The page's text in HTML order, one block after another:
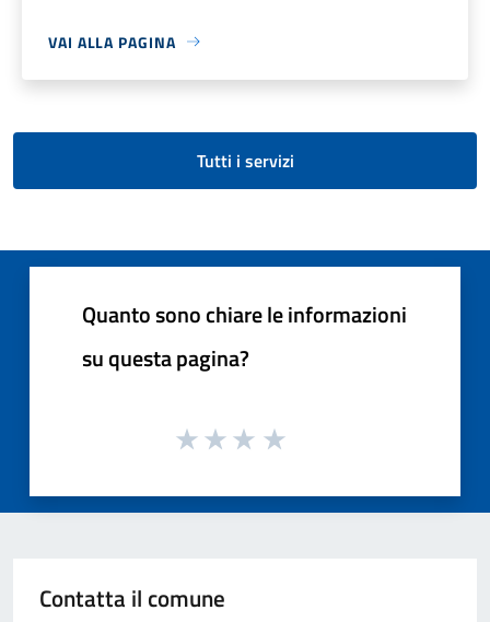
VAI ALLA PAGINA
Tutti i servizi
Quanto sono chiare le informazioni
su questa pagina?
Contatta il comune